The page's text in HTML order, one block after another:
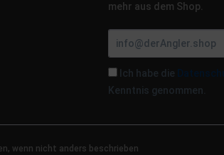
mehr aus dem Shop.
Ich habe die
Kenntnis genommen.
wenn nicht anders beschrieben